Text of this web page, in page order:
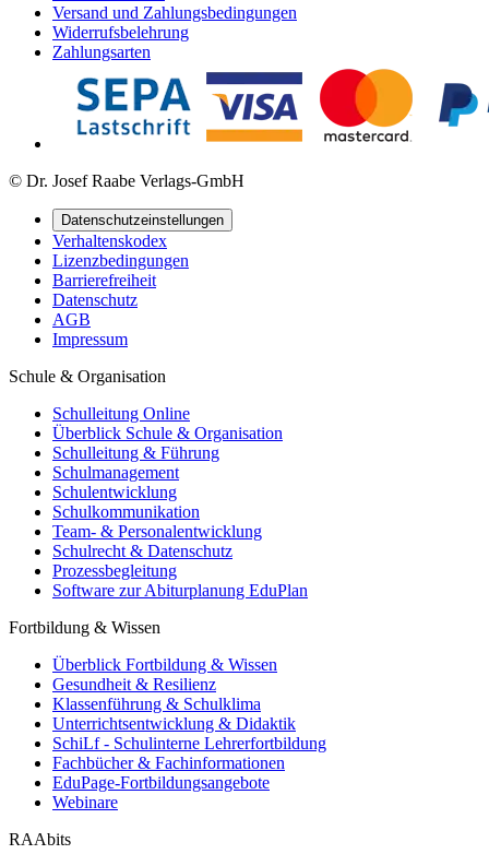
Versand und Zahlungsbedingungen
Widerrufsbelehrung
Zahlungsarten
© Dr. Josef Raabe Verlags-GmbH
Datenschutzeinstellungen
Verhaltenskodex
Lizenzbedingungen
Barrierefreiheit
Datenschutz
AGB
Impressum
Schule & Organisation
Schulleitung Online
Überblick Schule & Organisation
Schulleitung & Führung
Schulmanagement
Schulentwicklung
Schulkommunikation
Team- & Personalentwicklung
Schulrecht & Datenschutz
Prozessbegleitung
Software zur Abiturplanung EduPlan
Fortbildung & Wissen
Überblick Fortbildung & Wissen
Gesundheit & Resilienz
Klassenführung & Schulklima
Unterrichtsentwicklung & Didaktik
SchiLf - Schulinterne Lehrerfortbildung
Fachbücher & Fachinformationen
EduPage-Fortbildungsangebote
Webinare
RAAbits